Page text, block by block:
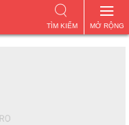
MỞ RỘNG
TÌM KIẾM